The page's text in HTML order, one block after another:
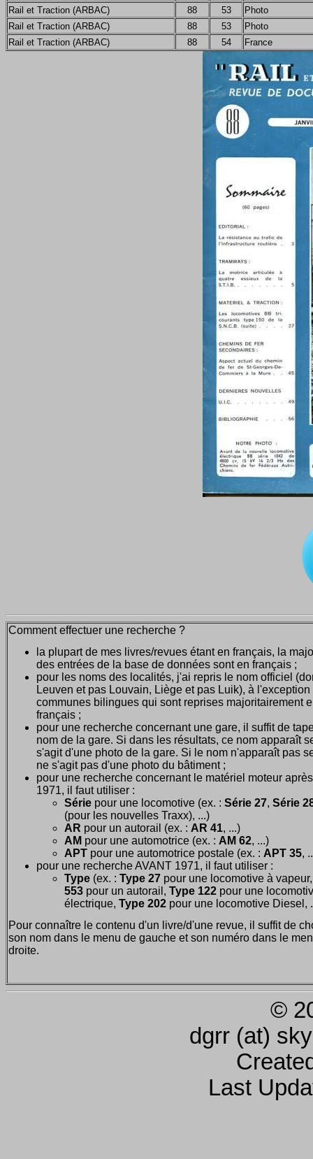
Rail et Traction (ARBAC)
88 53
Photo
Rail et Traction (ARBAC)
88 53
Photo
Rail et Traction (ARBAC)
88 54 France
Comment effectuer une recherche ?
la plupart de mes livres/revues étant en français, la
des entrées de la base de données sont en français ;
pour les noms des localités, j'ai repris le nom officiel
Leuven et pas Louvain, Liège et pas Luik), à l'exception
communes bilingues qui sont reprises majoritairement
français ;
pour une recherche concernant une gare, il suffit de
nom de la gare. Si dans les résultats, ce nom apparaît
s'agit d'une photo de la gare. Si le nom n'apparaît pas
ne s'agit pas d'une photo du bâtiment ;
pour une recherche concernant le matériel moteur après
1971, il faut utiliser :
Série pour une locomotive (ex. : Série 27, Série
(pour les nouvelles Traxx), ...)
AR pour un autorail (ex. : AR 41, ...)
AM pour une automotrice (ex. : AM 62, ...)
APT pour une automotrice postale (ex. : APT 35,
pour une recherche AVANT 1971, il faut utiliser :
Type (ex. : Type 27 pour une locomotive à
553 pour un autorail, Type 122 pour une
électrique, Type 202 pour une locomotive Diesel,
Pour connaître le contenu d'un livre/d'une revue, il suffit de
son nom dans le menu de gauche et son numéro dans le
droite.
©
dgrr (at)
Last